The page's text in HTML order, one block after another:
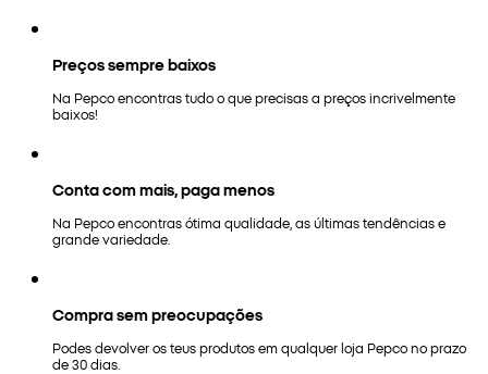
Preços sempre baixos
Na Pepco encontras tudo o que precisas a preços incrivelmente
baixos!
Conta com mais, paga menos
Na Pepco encontras ótima qualidade, as últimas tendências e
grande variedade.
Compra sem preocupações
Podes devolver os teus produtos em qualquer loja Pepco no prazo
de 30 dias.